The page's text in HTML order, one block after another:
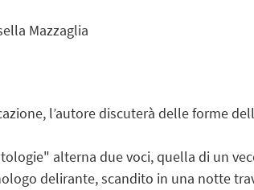
Mazzaglia
l’autore discuterà delle forme
alterna due voci, quella di un
delirante, scandito in una notte